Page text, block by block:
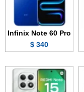
Infinix Note 60 Pro
340 $